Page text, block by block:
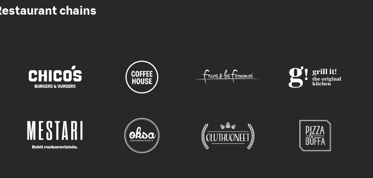
chains